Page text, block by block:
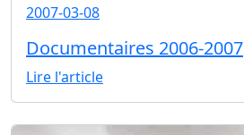
2007-03-08
Documentaires 2006-2007
Lire l'article